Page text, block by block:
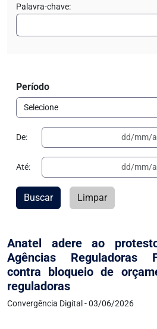
Anatel adere ao
Agências Reguladoras
contra bloqueio de
reguladoras
Convergência Digital - 03/06/2026
Palavra-chave:
Período
De:
Até:
Buscar Limpar